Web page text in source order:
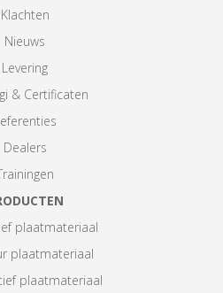
Klachten
Nieuws
Levering
& Certificaten
Dealers
plaatmateriaal
plaatmateriaal
plaatmateriaal